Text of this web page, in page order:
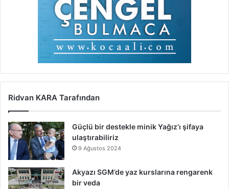
Ridvan KARA Tarafından
Güçlü bir destekle minik Yağız’ı şifaya
ulaştırabiliriz
9 Ağustos 2024
Akyazı SGM’de yaz kurslarına rengarenk
bir veda